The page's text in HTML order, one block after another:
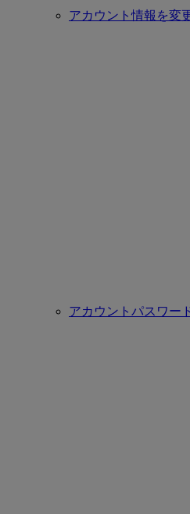
アカウント情報を変
アカウントパスワー